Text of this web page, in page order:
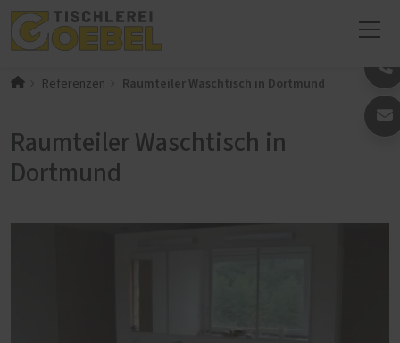
Referenzen Raumteiler Waschtisch in Dortmund
Raumteiler Waschtisch in
Dortmund